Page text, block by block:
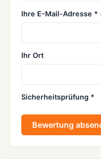
Ihre E-Mail-Adresse *
Ihr Ort
Sicherheitsprüfung *
Bewertung